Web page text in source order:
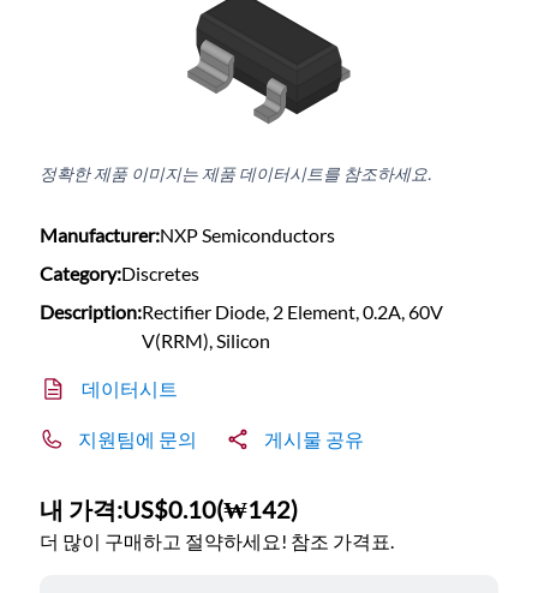
정확한 제품 이미지는 제품 데이터시트를 참조하세요.
Manufacturer:NXP Semiconductors
Category:Discretes
Description:Rectifier Diode, 2 Element, 0.2A, 60V
V(RRM), Silicon
데이터시트
지원팀에 문의 게시물 공유
내 가격:US$0.10(₩142)
더 많이 구매하고 절약하세요! 참조 가격표.